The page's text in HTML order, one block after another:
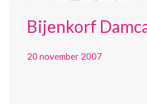
Bijenkorf
20 november 2007